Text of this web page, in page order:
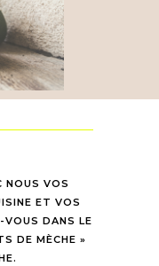
NOUS VOS
ET VOS
VOUS DANS LE
DE MÈCHE »